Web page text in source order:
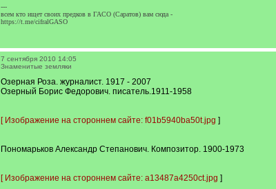
---
всем кто ищет своих предков в ГАСО (Саратов) вам сюда -
https://t.me/cifralGASO
7 сентября 2010 14:05
Знаменитые земляки
Озерная Роза. журналист. 1917 - 2007
Озерный Борис Федорович. писатель.1911-1958
[ Изображение на стороннем сайте: f01b5940ba50t.jpg ]
Пономарьков Александр Степанович. Композитор. 1900-1973
[ Изображение на стороннем сайте: a13487a4250ct.jpg ]